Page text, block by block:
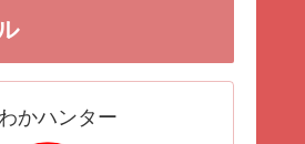
かハンター